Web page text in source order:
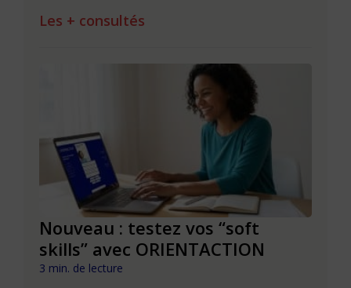
Les + consultés
Nouveau : testez vos “soft
skills” avec ORIENTACTION
3 min. de lecture